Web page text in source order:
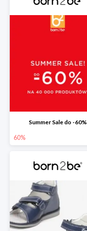
Summer Sale do -60%
60%